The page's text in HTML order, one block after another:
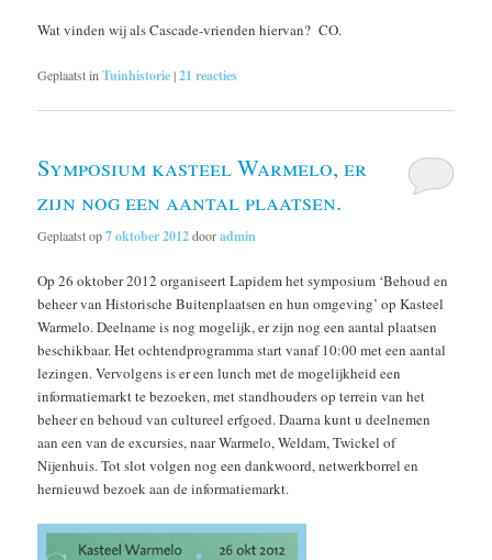
Wat vinden wij als Cascade-vrienden hiervan? CO.
Geplaatst inTuinhistorie|21 reacties
Symposium kasteel Warmelo, er
zijn nog een aantal plaatsen.
Geplaatst op7 oktober 2012dooradmin
Op 26 oktober 2012 organiseert Lapidem het symposium ‘Behoud en
beheer van Historische Buitenplaatsen en hun omgeving’ op Kasteel
Warmelo. Deelname is nog mogelijk, er zijn nog een aantal plaatsen
beschikbaar. Het ochtendprogramma start vanaf 10:00 met een aantal
lezingen. Vervolgens is er een lunch met de mogelijkheid een
informatiemarkt te bezoeken, met standhouders op terrein van het
beheer en behoud van cultureel erfgoed. Daarna kunt u deelnemen
aan een van de excursies, naar Warmelo, Weldam, Twickel of
Nijenhuis. Tot slot volgen nog een dankwoord, netwerkborrel en
hernieuwd bezoek aan de informatiemarkt.